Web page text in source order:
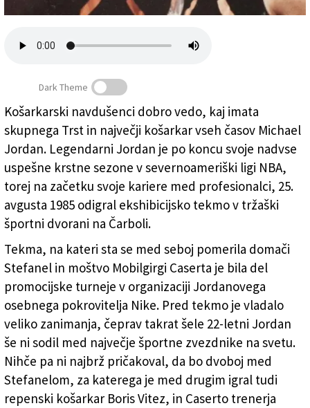
Michael Jordan in Boris Vitez v dresu Stefanela (OSEBNI
ARHIV)
Dark Theme
Košarkarski navdušenci dobro vedo, kaj imata
skupnega Trst in največji košarkar vseh časov Michael
Jordan. Legendarni Jordan je po koncu svoje nadvse
uspešne krstne sezone v severnoameriški ligi NBA,
torej na začetku svoje kariere med profesionalci, 25.
avgusta 1985 odigral ekshibicijsko tekmo v tržaški
športni dvorani na Čarboli.
Tekma, na kateri sta se med seboj pomerila domači
Stefanel in moštvo Mobilgirgi Caserta je bila del
promocijske turneje v organizaciji Jordanovega
osebnega pokrovitelja Nike. Pred tekmo je vladalo
veliko zanimanja, čeprav takrat šele 22-letni Jordan
še ni sodil med največje športne zvezdnike na svetu.
Nihče pa ni najbrž pričakoval, da bo dvoboj med
Stefanelom, za katerega je med drugim igral tudi
repenski košarkar Boris Vitez, in Caserto trenerja